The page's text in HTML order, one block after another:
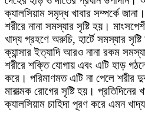
ক্যালসিয়াম সমৃদ্ধ খাবার সম্পর্কে
শরীরে নানা সমস্যার সৃষ্টি হয়।
খাদ্য গ্রহণে অরুচি, হার্টে সমস্যার
ক্যান্সার ইত্যাদি আরও নানা রকম
শরীরে শক্তি যোগায় এবং এটি হাড়
করে। পরিমাণমত এটি না পেলে শরীর
মারাত্মক রোগের সৃষ্টি হয়। প্রতিদিনের
ক্যালসিয়াম চাহিদা পূরণ করে এমন